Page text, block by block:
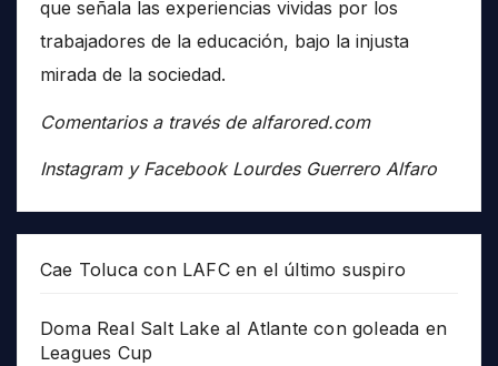
que señala las experiencias vividas por los
trabajadores de la educación, bajo la injusta
mirada de la sociedad.
Comentarios a través de alfarored.com
Instagram y Facebook Lourdes Guerrero Alfaro
Cae Toluca con LAFC en el último suspiro
Doma Real Salt Lake al Atlante con goleada en
Leagues Cup